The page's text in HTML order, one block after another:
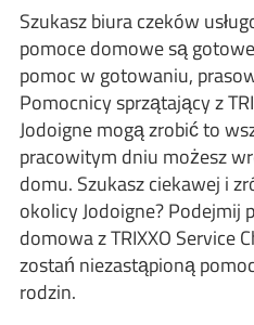
Szukasz biura czeków
pomoce domowe są
pomoc w gotowaniu,
Pomocnicy sprzątający z
Jodoigne mogą zrobić to
pracowitym dniu możesz
domu. Szukasz ciekawej i
okolicy Jodoigne? Podejmij
domowa z TRIXXO Service
zostań niezastąpioną
rodzin.